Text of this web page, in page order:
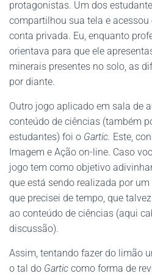
protagonistas. Um dos
compartilhou sua tela e
conta privada. Eu, enquanto
orientava para que ele
minerais presentes no solo, as
por diante.
Outro jogo aplicado em sala de
conteúdo de ciências (também
estudantes) foi o Gartic. Este,
Imagem e Ação on-line. Caso
jogo tem como objetivo
que está sendo realizada por
que precisei de tempo, que
ao conteúdo de ciências (aqui
discussão).
Assim, tentando fazer do limão
o tal do Gartic como forma de